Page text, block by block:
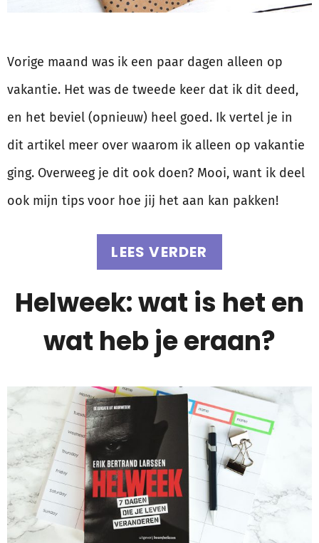
Vorige maand was ik een paar dagen alleen op
vakantie. Het was de tweede keer dat ik dit deed,
en het beviel (opnieuw) heel goed. Ik vertel je in
dit artikel meer over waarom ik alleen op vakantie
ging. Overweeg je dit ook doen? Mooi, want ik deel
ook mijn tips voor hoe jij het aan kan pakken!
LEES VERDER
Helweek: wat is het en
wat heb je eraan?